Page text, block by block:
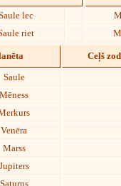
lec
riet
Ceļš
Saule
Mēness
Venēra
Marss
Jupiters
Saturns